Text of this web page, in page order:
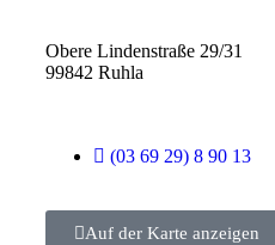
Obere Lindenstraße 29/31
99842 Ruhla
(03 69 29) 8 90 13
Auf der Karte anzeigen